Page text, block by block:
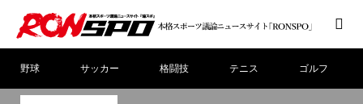
野球 サッカー 格闘技 テニス ゴルフ